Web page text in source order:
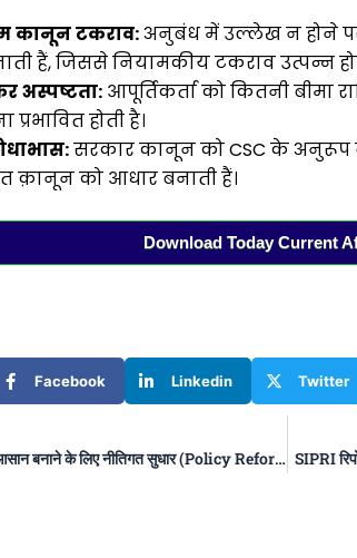
कानूनटकराव:अनुबंध में उल्लेख न होने पर
हैं, जिससे नियामकीय टकराव उत्पन्न
अस्पष्टता: आपूर्तिकर्ता को कितनी बीमा
प्रभावित होती है।
:सरकार कानून को CSC के अनुरूप
क़ानून को आधार बनाती हैं।
Download Today Current
Facebook Linkedin Twitter
भारत में अनुसंधान को आसान बनाने के लिए नीतिगत सुधार (Policy Reforms for Ease of Research in India) | Apni Pathshala SIPRI